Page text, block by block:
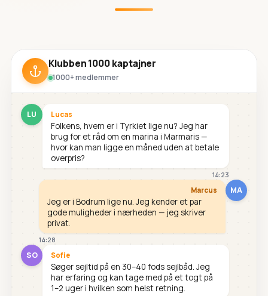
Klubben 1000 kaptajner
1000+ medlemmer
LU Lucas
Folkens, hvem er i Tyrkiet lige nu? Jeg har
brug for et råd om en marina i Marmaris —
hvor kan man ligge en måned uden at betale
overpris?
14:23
MA
Marcus
Jeg er i Bodrum lige nu. Jeg kender et par
gode muligheder i nærheden — jeg skriver
privat.
14:28
SO Sofie
Søger sejltid på en 30–40 fods sejlbåd. Jeg
har erfaring og kan tage med på et togt på
1–2 uger i hvilken som helst retning.